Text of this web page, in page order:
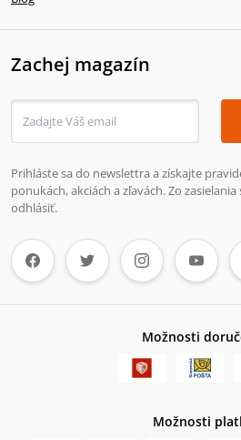
Zachej magazín
Prihláste sa do newslettra a získajte
ponukách, akciách a zľavách. Zo
odhlásiť.
Možnosti
Možnosti